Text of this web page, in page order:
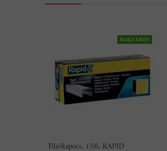
RAKTÁRON
Tűzőkapocs, 13/6, RAPID